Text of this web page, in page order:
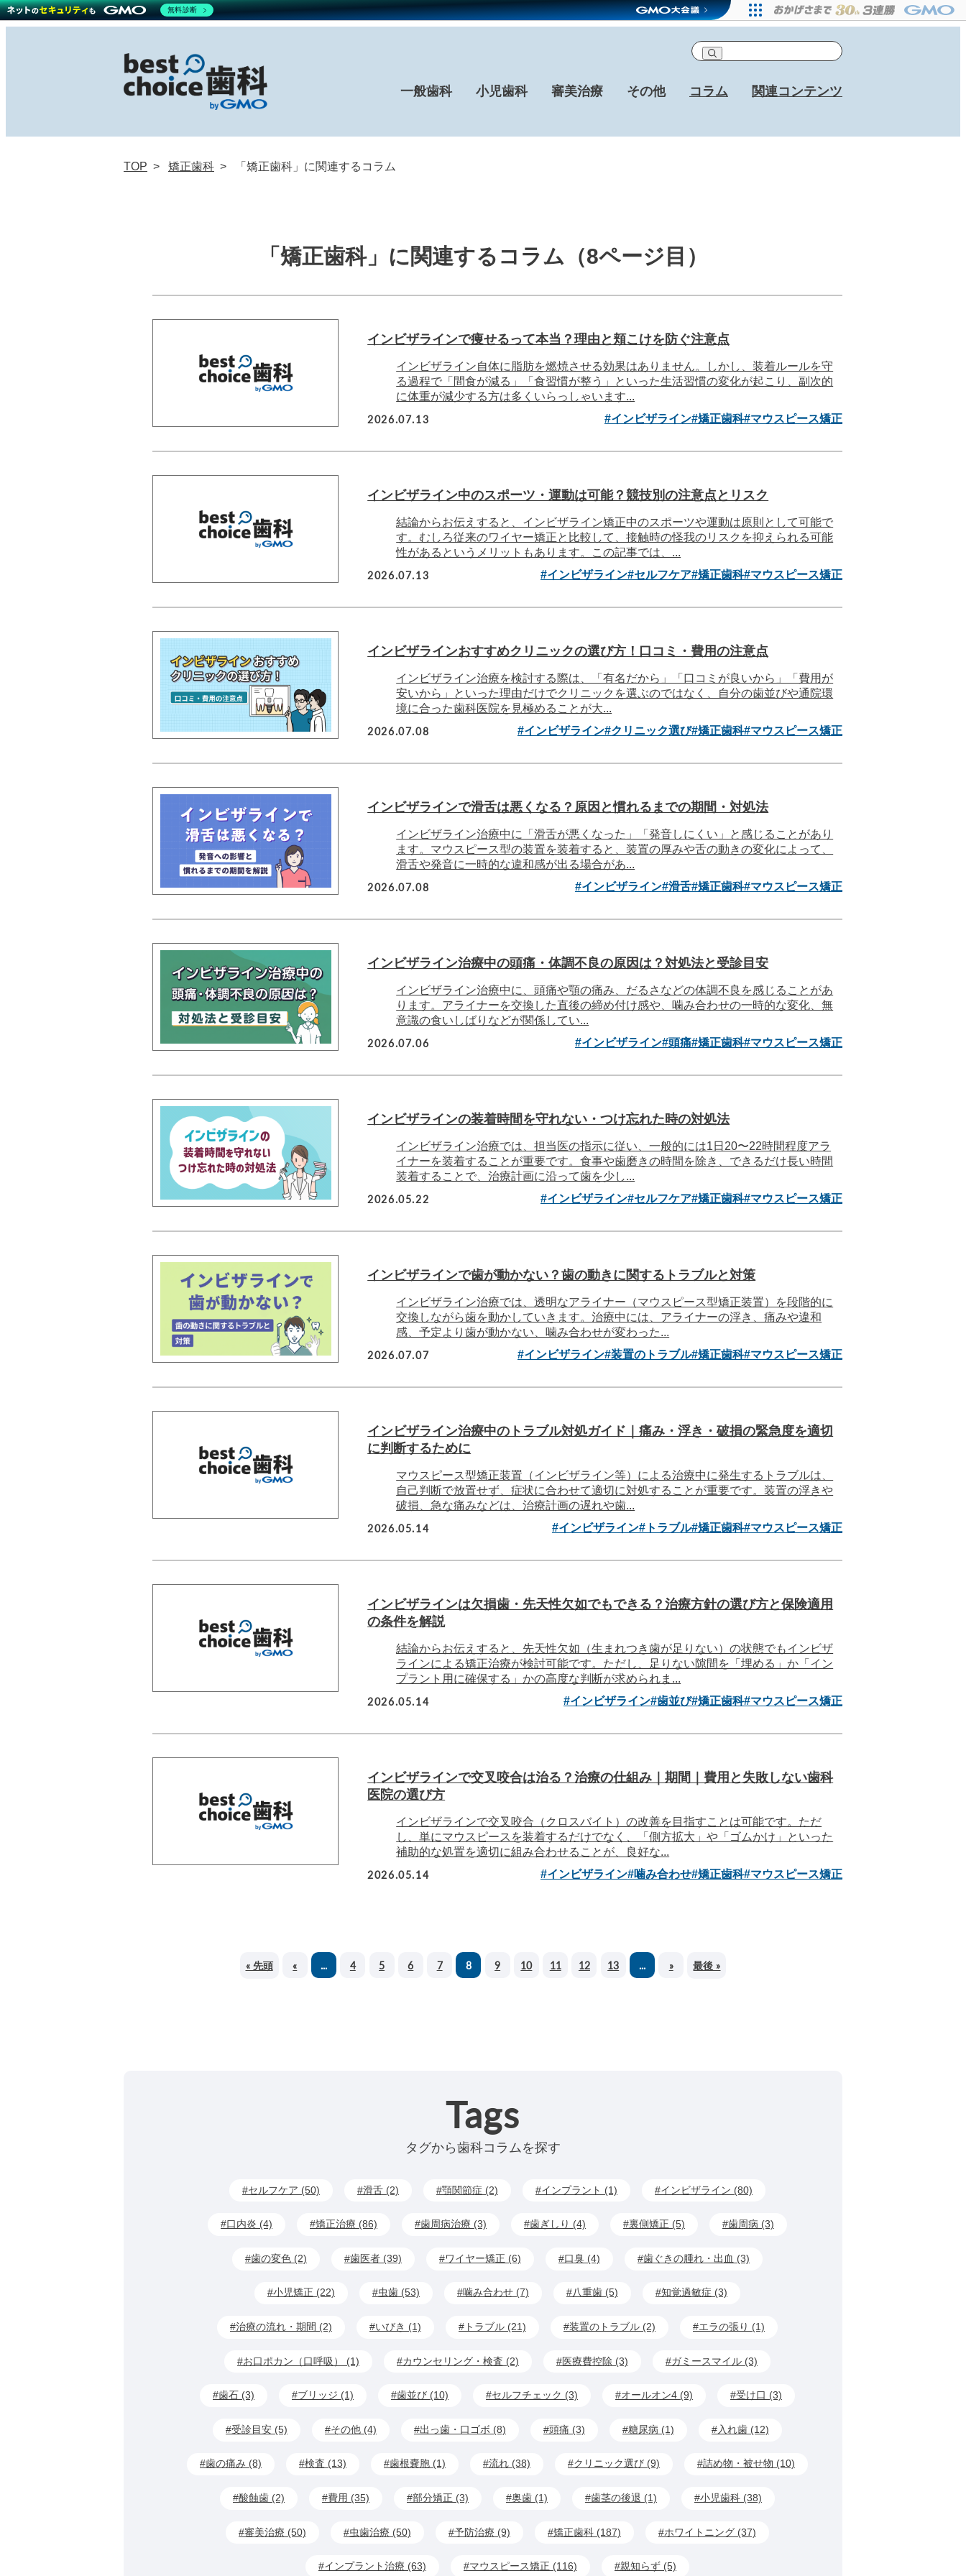
一般歯科 小児歯科 審美治療 その他 コラム 関連コンテンツ
TOP 矯正歯科 「矯正歯科」に関連するコラム
「矯正歯科」に関連するコラム（8ページ目）
インビザラインで痩せるって本当？理由と頬こけを防ぐ注意点
インビザライン自体に脂肪を燃焼させる効果はありません。しかし、装着ルールを守
る過程で「間食が減る」「食習慣が整う」といった生活習慣の変化が起こり、副次的
に体重が減少する方は多くいらっしゃいます...
2026.07.13 #インビザライン#矯正歯科#マウスピース矯正
インビザライン中のスポーツ・運動は可能？競技別の注意点とリスク
結論からお伝えすると、インビザライン矯正中のスポーツや運動は原則として可能で
す。むしろ従来のワイヤー矯正と比較して、接触時の怪我のリスクを抑えられる可能
性があるというメリットもあります。この記事では、...
2026.07.13 #インビザライン#セルフケア#矯正歯科#マウスピース矯正
インビザラインおすすめクリニックの選び方！口コミ・費用の注意点
インビザライン治療を検討する際は、「有名だから」「口コミが良いから」「費用が
安いから」といった理由だけでクリニックを選ぶのではなく、自分の歯並びや通院環
境に合った歯科医院を見極めることが大...
2026.07.08 #インビザライン#クリニック選び#矯正歯科#マウスピース矯正
インビザラインで滑舌は悪くなる？原因と慣れるまでの期間・対処法
インビザライン治療中に「滑舌が悪くなった」「発音しにくい」と感じることがあり
ます。マウスピース型の装置を装着すると、装置の厚みや舌の動きの変化によって、
滑舌や発音に一時的な違和感が出る場合があ...
2026.07.08 #インビザライン#滑舌#矯正歯科#マウスピース矯正
インビザライン治療中の頭痛・体調不良の原因は？対処法と受診目安
インビザライン治療中に、頭痛や顎の痛み、だるさなどの体調不良を感じることがあ
ります。アライナーを交換した直後の締め付け感や、噛み合わせの一時的な変化、無
意識の食いしばりなどが関係してい...
2026.07.06 #インビザライン#頭痛#矯正歯科#マウスピース矯正
インビザラインの装着時間を守れない・つけ忘れた時の対処法
インビザライン治療では、担当医の指示に従い、一般的には1日20〜22時間程度アラ
イナーを装着することが重要です。食事や歯磨きの時間を除き、できるだけ長い時間
装着することで、治療計画に沿って歯を少し...
2026.05.22 #インビザライン#セルフケア#矯正歯科#マウスピース矯正
インビザラインで歯が動かない？歯の動きに関するトラブルと対策
インビザライン治療では、透明なアライナー（マウスピース型矯正装置）を段階的に
交換しながら歯を動かしていきます。治療中には、アライナーの浮き、痛みや違和
感、予定より歯が動かない、噛み合わせが変わった...
2026.07.07 #インビザライン#装置のトラブル#矯正歯科#マウスピース矯正
インビザライン治療中のトラブル対処ガイド｜痛み・浮き・破損の緊急度を適切
に判断するために
マウスピース型矯正装置（インビザライン等）による治療中に発生するトラブルは、
自己判断で放置せず、症状に合わせて適切に対処することが重要です。装置の浮きや
破損、急な痛みなどは、治療計画の遅れや歯...
2026.05.14 #インビザライン#トラブル#矯正歯科#マウスピース矯正
インビザラインは欠損歯・先天性欠如でもできる？治療方針の選び方と保険適用
の条件を解説
結論からお伝えすると、先天性欠如（生まれつき歯が足りない）の状態でもインビザ
ラインによる矯正治療が検討可能です。ただし、足りない隙間を「埋める」か「イン
プラント用に確保する」かの高度な判断が求められま...
2026.05.14 #インビザライン#歯並び#矯正歯科#マウスピース矯正
インビザラインで交叉咬合は治る？治療の仕組み｜期間｜費用と失敗しない歯科
医院の選び方
インビザラインで交叉咬合（クロスバイト）の改善を目指すことは可能です。ただ
し、単にマウスピースを装着するだけでなく、「側方拡大」や「ゴムかけ」といった
補助的な処置を適切に組み合わせることが、良好な...
2026.05.14 #インビザライン#噛み合わせ#矯正歯科#マウスピース矯正
« 先頭 « ... 4 5 6 7 8 9 10 11 12 13 ... » 最後 »
Tags
タグから歯科コラムを探す
セルフケア (50) 滑舌 (2) 顎関節症 (2) インプラント (1) インビザライン (80)
口内炎 (4) 矯正治療 (86) 歯周病治療 (3) 歯ぎしり (4) 裏側矯正 (5) 歯周病 (3)
歯の変色 (2) 歯医者 (39) ワイヤー矯正 (6) 口臭 (4) 歯ぐきの腫れ・出血 (3)
小児矯正 (22) 虫歯 (53) 噛み合わせ (7) 八重歯 (5) 知覚過敏症 (3)
治療の流れ・期間 (2) いびき (1) トラブル (21) 装置のトラブル (2) エラの張り (1)
お口ポカン（口呼吸） (1) カウンセリング・検査 (2) 医療費控除 (3) ガミースマイル (3)
歯石 (3) ブリッジ (1) 歯並び (10) セルフチェック (3) オールオン4 (9) 受け口 (3)
受診目安 (5) その他 (4) 出っ歯・口ゴボ (8) 頭痛 (3) 糖尿病 (1) 入れ歯 (12)
歯の痛み (8) 検査 (13) 歯根嚢胞 (1) 流れ (38) クリニック選び (9) 詰め物・被せ物 (10)
酸蝕歯 (2) 費用 (35) 部分矯正 (3) 奥歯 (1) 歯茎の後退 (1) 小児歯科 (38)
審美治療 (50) 虫歯治療 (50) 予防治療 (9) 矯正歯科 (187) ホワイトニング (37)
インプラント治療 (63) マウスピース矯正 (116) 親知らず (5)
無料診断